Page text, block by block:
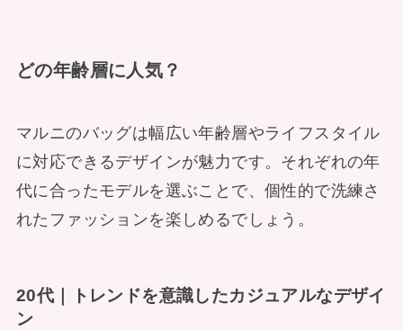
どの年齢層に人気？
マルニのバッグは幅広い年齢層やライフスタイル
に対応できるデザインが魅力です。それぞれの年
代に合ったモデルを選ぶことで、個性的で洗練さ
れたファッションを楽しめるでしょう。
20代｜トレンドを意識したカジュアルなデザイ
ン